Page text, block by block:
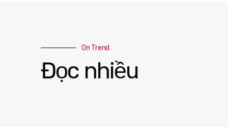
On Trend
Đọc nhiều